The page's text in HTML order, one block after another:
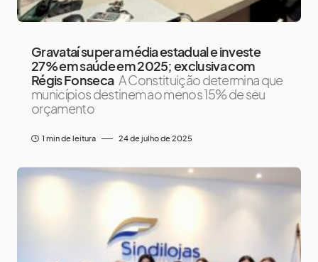
Gravataí supera média estadual e investe
27% em saúde em 2025; exclusiva com
Régis Fonseca A Constituição determina que
municípios destinem ao menos 15% de seu
orçamento
1 min de leitura 24 de julho de 2025